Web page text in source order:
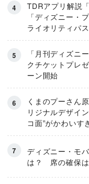
TDRアプリ解説
「ディズニー・
ライオリティパ
とは
「月刊ディズニ
クチケットプレ
ーン開始
くまのプーさん
リジナルデザイ
コ面”がかわいす
ディズニー・モ
は？ 席の確保は